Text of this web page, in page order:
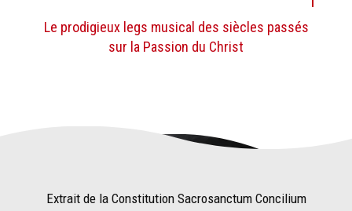
Le prodigieux legs musical des siècles passés
sur la Passion du Christ
Extrait de la Constitution Sacrosanctum Concilium